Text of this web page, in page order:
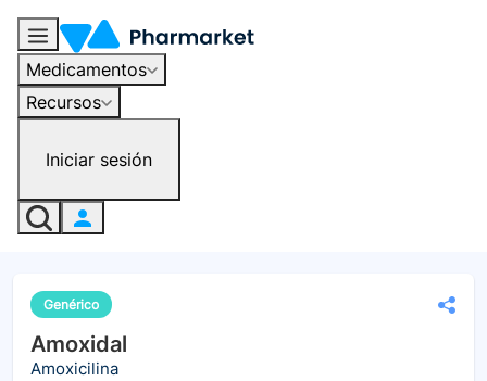
Medicamentos
Recursos
Iniciar sesión
Genérico
Amoxidal
Amoxicilina